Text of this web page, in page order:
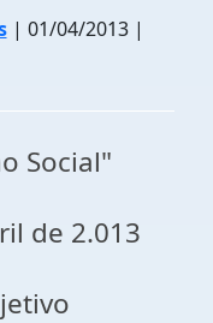
| 01/04/2013 |
Social"
de 2.013